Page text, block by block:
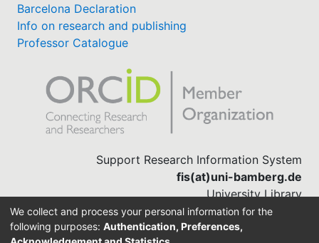
Barcelona Declaration
Info on research and publishing
Professor Catalogue
Support Research Information System
fis(at)uni-bamberg.de
University Library
(0951) 863-1568
We collect and process your personal information for the
following purposes: Authentication, Preferences,